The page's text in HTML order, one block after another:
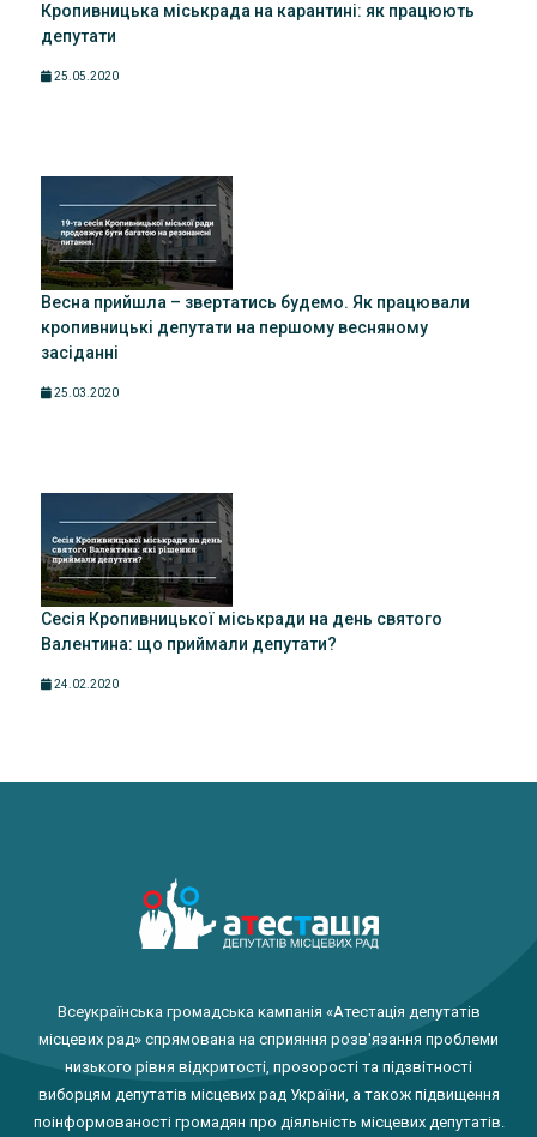
Кропивницька міськрада на карантині: як працюють
депутати
25.05.2020
Весна прийшла – звертатись будемо. Як працювали
кропивницькі депутати на першому весняному
засіданні
25.03.2020
Сесія Кропивницької міськради на день святого
Валентина: що приймали депутати?
24.02.2020
Всеукраїнська громадська кампанія «Атестація депутатів
місцевих рад» спрямована на сприяння розв'язання проблеми
низького рівня відкритості, прозорості та підзвітності
виборцям депутатів місцевих рад України, а також підвищення
поінформованості громадян про діяльність місцевих депутатів.